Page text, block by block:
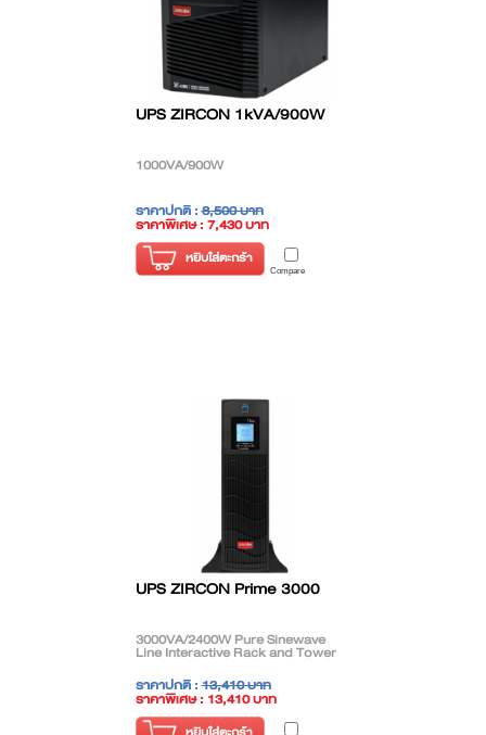
UPS ZIRCON 1kVA/900W
1000VA/900W
ราคาปกติ :8,500 บาท
ราคาพิเศษ : 7,430 บาท
( ราคาไม่รวมภาษี )
หยิบใส่ตะกร้า
Compare
UPS ZIRCON Prime 3000
3000VA/2400W Pure Sinewave
Line Interactive Rack and Tower
ราคาปกติ :13,410 บาท
ราคาพิเศษ : 13,410 บาท
( ราคาไม่รวมภาษี )